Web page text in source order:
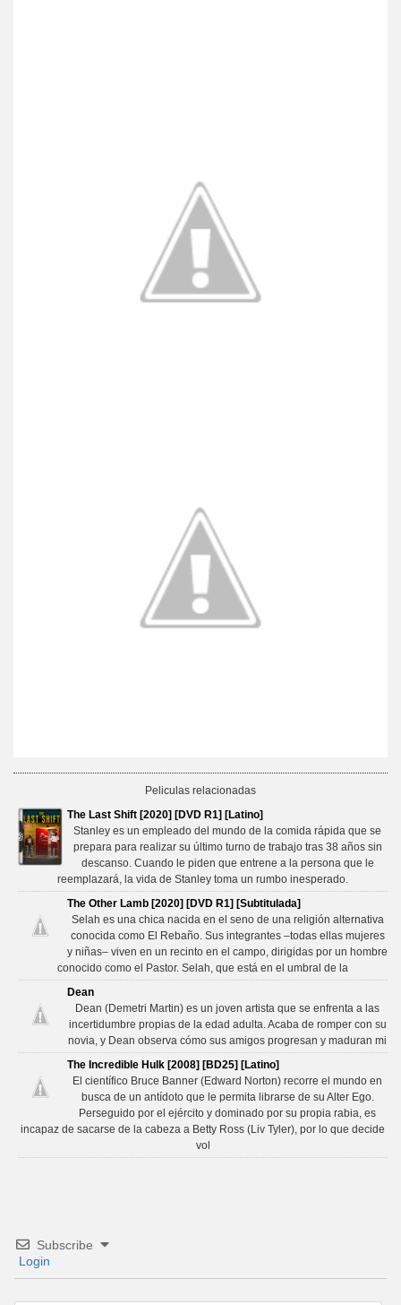
Peliculas relacionadas
The Last Shift [2020] [DVD R1] [Latino]
Stanley es un empleado del mundo de la comida rápida que se
prepara para realizar su último turno de trabajo tras 38 años sin
descanso. Cuando le piden que entrene a la persona que le
reemplazará, la vida de Stanley toma un rumbo inesperado.
The Other Lamb [2020] [DVD R1] [Subtitulada]
Selah es una chica nacida en el seno de una religión alternativa
conocida como El Rebaño. Sus integrantes –todas ellas mujeres
y niñas– viven en un recinto en el campo, dirigidas por un hombre
conocido como el Pastor. Selah, que está en el umbral de la
Dean
Dean (Demetri Martin) es un joven artista que se enfrenta a las
incertidumbre propias de la edad adulta. Acaba de romper con su
novia, y Dean observa cómo sus amigos progresan y maduran mi
The Incredible Hulk [2008] [BD25] [Latino]
El científico Bruce Banner (Edward Norton) recorre el mundo en
busca de un antídoto que le permita librarse de su Alter Ego.
Perseguido por el ejército y dominado por su propia rabia, es
incapaz de sacarse de la cabeza a Betty Ross (Liv Tyler), por lo que decide
vol
Subscribe
Login